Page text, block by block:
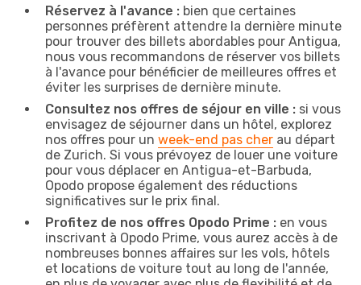
Réservez à l'avance : bien que certaines
personnes préfèrent attendre la dernière minute
pour trouver des billets abordables pour Antigua,
nous vous recommandons de réserver vos billets
à l'avance pour bénéficier de meilleures offres et
éviter les surprises de dernière minute.
Consultez nos offres de séjour en ville : si vous
envisagez de séjourner dans un hôtel, explorez
nos offres pour un week-end pas cher au départ
de Zurich. Si vous prévoyez de louer une voiture
pour vous déplacer en Antigua-et-Barbuda,
Opodo propose également des réductions
significatives sur le prix final.
Profitez de nos offres Opodo Prime : en vous
inscrivant à Opodo Prime, vous aurez accès à de
nombreuses bonnes affaires sur les vols, hôtels
et locations de voiture tout au long de l'année,